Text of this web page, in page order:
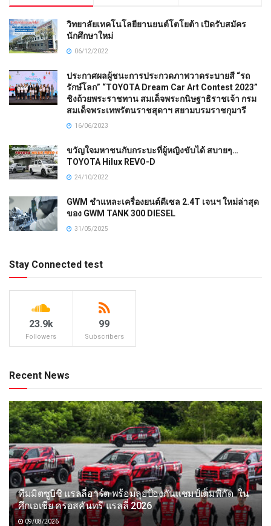
วิทยาลัยเทคโนโลยียานยนต์โตโยต้า เปิดรับสมัคร
นักศึกษาใหม่
06/12/2022
ประกาศผลผู้ชนะการประกวดภาพวาดระบายสี “รถ
รักษ์โลก” “TOYOTA Dream Car Art Contest 2023”
ชิงถ้วยพระราชทาน สมเด็จพระกนิษฐาธิราชเจ้า กรม
สมเด็จพระเทพรัตนราชสุดาฯ สยามบรมราชกุมารี
16/06/2023
ขวัญใจมหาชนกับกระบะที่ผู้หญิงขับได้ สบายๆ…
TOYOTA Hilux REVO-D
24/10/2022
GWM ชำแหละเครื่องยนต์ดีเซล 2.4T เจนฯ ใหม่ล่าสุด
ของ GWM TANK 300 DIESEL
31/05/2025
Stay Connected test
23.9k
Followers
99
Subscribers
Recent News
ทีมมิตซูบิชิ แรลลี่อาร์ต พร้อมลุยป้องกันแชมป์เต็มพิกัด ใน
ศึกเอเชีย ครอสคันทรี แรลลี่ 2026
09/08/2026